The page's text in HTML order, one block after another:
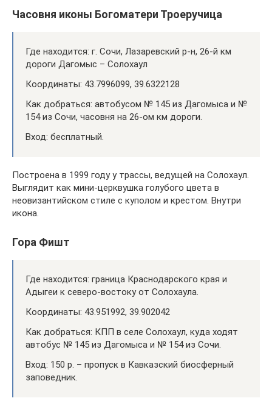
Часовня иконы Богоматери Троеручица
Где находится: г. Сочи, Лазаревский р-н, 26-й км
дороги Дагомыс – Солохаул
Координаты: 43.7996099, 39.6322128
Как добраться: автобусом № 145 из Дагомыса и №
154 из Сочи, часовня на 26-ом км дороги.
Вход: бесплатный.
Построена в 1999 году у трассы, ведущей на Солохаул.
Выглядит как мини-церквушка голубого цвета в
неовизантийском стиле с куполом и крестом. Внутри
икона.
Гора Фишт
Где находится: граница Краснодарского края и
Адыгеи к северо-востоку от Солохаула.
Координаты: 43.951992, 39.902042
Как добраться: КПП в селе Солохаул, куда ходят
автобус № 145 из Дагомыса и № 154 из Сочи.
Вход: 150 р. – пропуск в Кавказский биосферный
заповедник.